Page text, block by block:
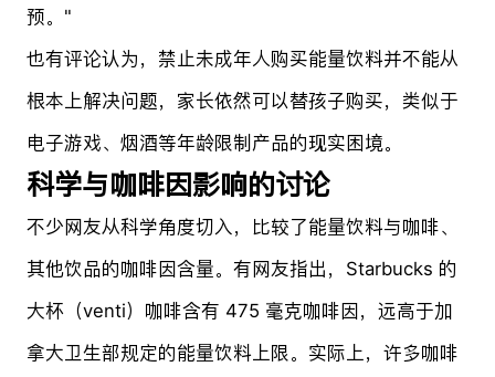
预。"
也有评论认为，禁止未成年人购买能量饮料并不能从
根本上解决问题，家长依然可以替孩子购买，类似于
电子游戏、烟酒等年龄限制产品的现实困境。
科学与咖啡因影响的讨论
不少网友从科学角度切入，比较了能量饮料与咖啡、
其他饮品的咖啡因含量。有网友指出，Starbucks 的
大杯（venti）咖啡含有 475 毫克咖啡因，远高于加
拿大卫生部规定的能量饮料上限。实际上，许多咖啡